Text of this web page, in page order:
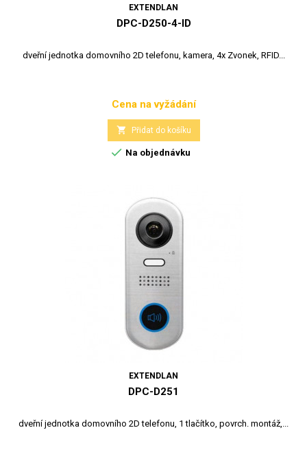
EXTENDLAN
DPC-D250-4-ID
dveřní jednotka domovního 2D telefonu, kamera, 4x Zvonek, RFID...
Cena
Cena na vyžádání
 Přidat do košíku
 Na objednávku
EXTENDLAN
DPC-D251
dveřní jednotka domovního 2D telefonu, 1 tlačítko, povrch. montáž,...